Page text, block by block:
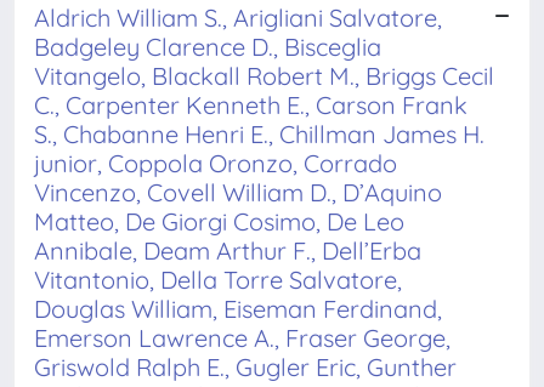
Aldrich William S., Arigliani Salvatore,
Badgeley Clarence D., Bisceglia
Vitangelo, Blackall Robert M., Briggs Cecil
C., Carpenter Kenneth E., Carson Frank
S., Chabanne Henri E., Chillman James H.
junior, Coppola Oronzo, Corrado
Vincenzo, Covell William D., D’Aquino
Matteo, De Giorgi Cosimo, De Leo
Annibale, Deam Arthur F., Dell’Erba
Vitantonio, Della Torre Salvatore,
Douglas William, Eiseman Ferdinand,
Emerson Lawrence A., Fraser George,
Griswold Ralph E., Gugler Eric, Gunther